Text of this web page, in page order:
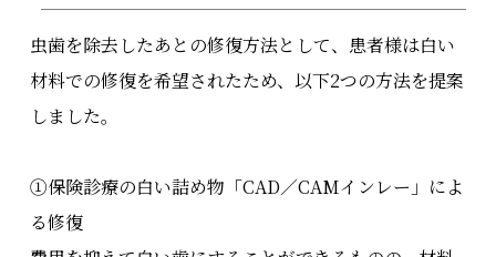
虫歯を除去したあとの修復方法として、患者様は白い
材料での修復を希望されたため、以下2つの方法を提案
しました。
①保険診療の白い詰め物「CAD／CAMインレー」によ
る修復